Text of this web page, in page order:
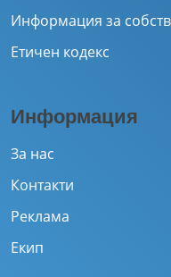
Информация за
Етичен кодекс
Информация
За нас
Контакти
Реклама
Екип